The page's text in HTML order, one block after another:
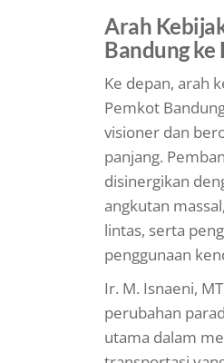
Arah
Bandung ke
Ke depan, arah
Pemkot
visioner dan
panjang.
disinergikan
angkutan
lintas, serta
penggunaan
Ir. M. Isnaeni,
perubahan
utama dalam